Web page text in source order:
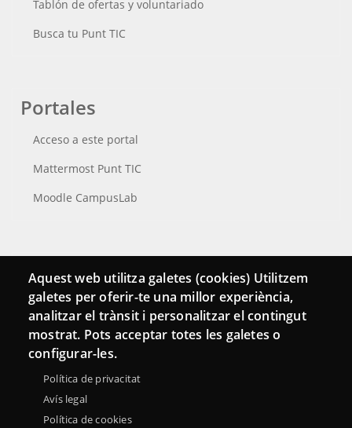
Tablón de ofertas y voluntariado
Busca tu Punt TIC
Portales
Acceso a este portal
Mattermost Punt TIC
Moodle CampusLab
Conecta
Contacto
Hemeroteca
Aquest web utilitza galetes (cookies) Utilitzem
galetes per oferir-te una millor experiència,
analitzar el trànsit i personalitzar el contingut
mostrat. Pots acceptar totes les galetes o
configurar-les.
Política de privacitat
Avís legal
Política de cookies